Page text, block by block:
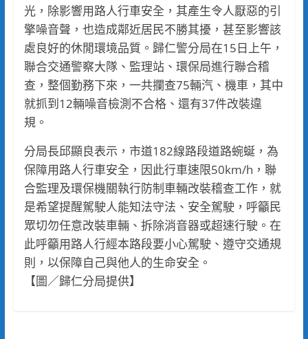
光，除影響用路人行車安全，其產生令人厭惡的引
擎噪音聲，也造成鄰近居民不勝其擾，甚至影響該
處良好的休閒環境品質。歸仁警分局在15日上午，
聯合交通警察大隊、監理站、環保局進行聯合稽
查，整個勤務下來，一共攔查75輛汽、機車，其中
就抓到12輛噪音檢測不合格、還有37件改裝違
規。
分局長邱顯良表示，市道182線路段道路蜿蜒，為
保障用路人行車安全，因此行車速限50km/h，聯
合監理及環保機關執行防制車輛改裝稽查工作，就
是希望提醒駕駛人能知法守法、安全駕駛，呼籲民
眾切勿任意改裝車輛、拆除消音器或超速行駛。在
此呼籲用路人行經本路段要小心駕駛、遵守交通規
則，以保障自己與他人的生命安全。
【圖／歸仁分局提供】